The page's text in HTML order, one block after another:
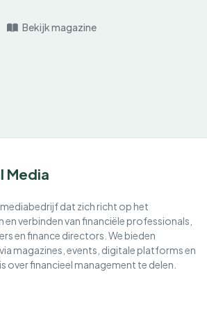
Bekijk magazine
Media
mediabedrijf dat zich richt op het
verbinden van financiële professionals,
en finance directors. We bieden
magazines, events, digitale platforms en
over financieel management te delen.